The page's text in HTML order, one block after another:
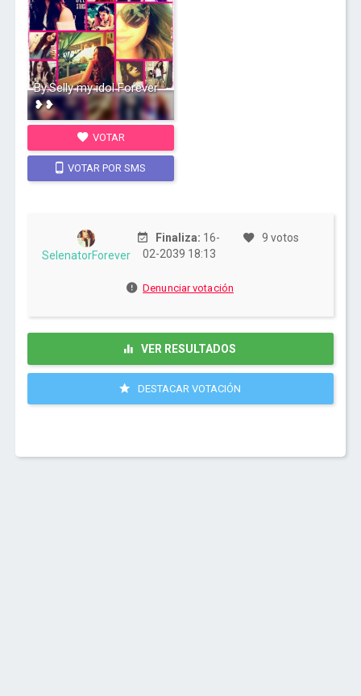
By:Selly my idol Forever
❥❥
VOTAR
VOTAR POR SMS
SelenatorForever
Finaliza: 16-
02-2039 18:13
9 votos
Denunciar votación
VER RESULTADOS
DESTACAR VOTACIÓN